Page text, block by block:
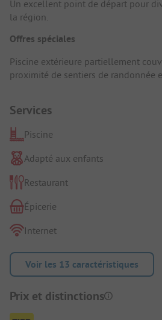
Un excellent point de départ pour
la région.
Offres spéciales
Piscine extérieure partiellement
proximité de sentiers de randonnée
Services
Piscine
Adapté aux enfants
Restaurant
Épicerie
Internet
Voir les 13 caractéristiques
Prix et distinctions